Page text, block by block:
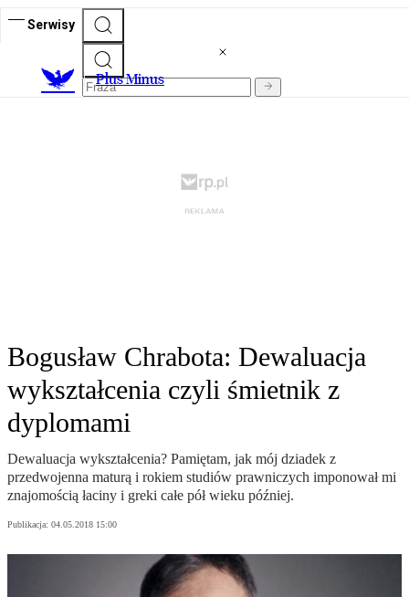
Serwisy
Plus Minus
Bogusław Chrabota: Dewaluacja
wykształcenia czyli śmietnik z
dyplomami
Dewaluacja wykształcenia? Pamiętam, jak mój dziadek z
przedwojenna maturą i rokiem studiów prawniczych imponował mi
znajomością łaciny i greki całe pół wieku później.
Publikacja: 04.05.2018 15:00